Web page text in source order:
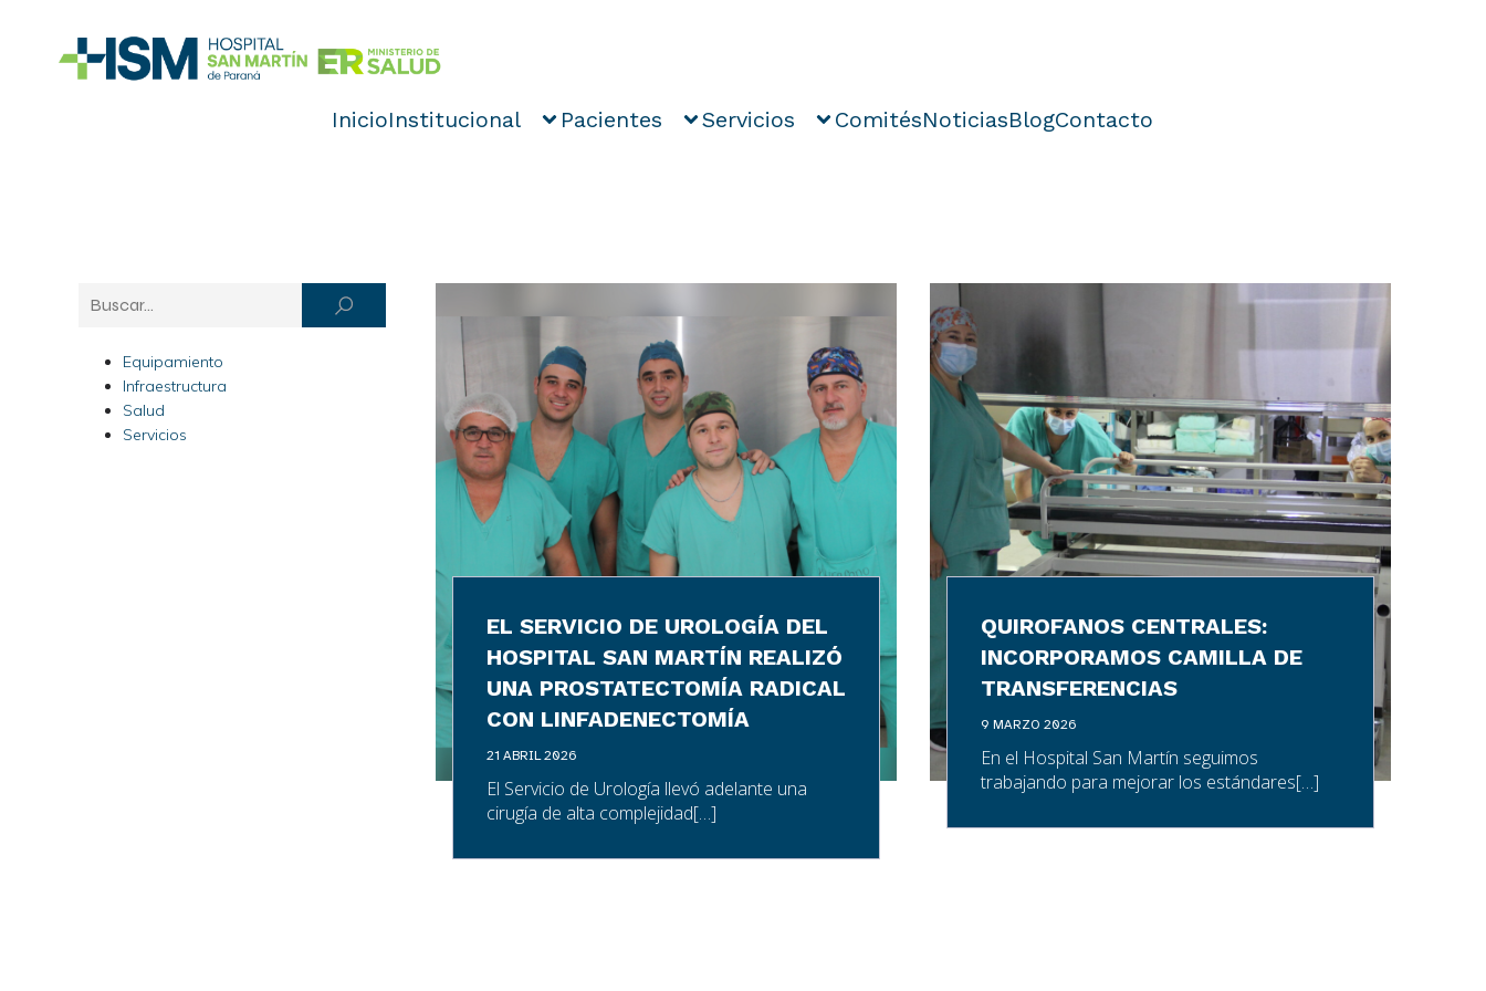
InicioInstitucional Pacientes Servicios ComitésNoticiasBlogContacto
Equipamiento
Infraestructura
Salud
Servicios
EL SERVICIO DE UROLOGÍA DEL
HOSPITAL SAN MARTÍN REALIZÓ
UNA PROSTATECTOMÍA RADICAL
CON LINFADENECTOMÍA
21 ABRIL 2026
El Servicio de Urología llevó adelante una
cirugía de alta complejidad[…]
QUIROFANOS CENTRALES:
INCORPORAMOS CAMILLA DE
TRANSFERENCIAS
9 MARZO 2026
En el Hospital San Martín seguimos
trabajando para mejorar los estándares[…]